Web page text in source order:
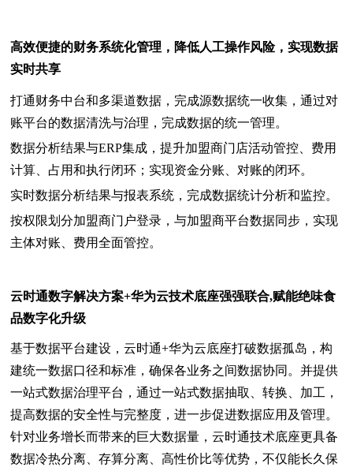
高效便捷的财务系统化管理，降低人工操作风险，实现数据
实时共享
打通财务中台和多渠道数据，完成源数据统一收集，通过对
账平台的数据清洗与治理，完成数据的统一管理。
数据分析结果与ERP集成，提升加盟商门店活动管控、费用
计算、占用和执行闭环；实现资金分账、对账的闭环。
实时数据分析结果与报表系统，完成数据统计分析和监控。
按权限划分加盟商门户登录，与加盟商平台数据同步，实现
主体对账、费用全面管控。
云时通数字解决方案+华为云技术底座强强联合,赋能绝味食
品数字化升级
基于数据平台建设，云时通+华为云底座打破数据孤岛，构
建统一数据口径和标准，确保各业务之间数据协同。并提供
一站式数据治理平台，通过一站式数据抽取、转换、加工，
提高数据的安全性与完整度，进一步促进数据应用及管理。
针对业务增长而带来的巨大数据量，云时通技术底座更具备
数据冷热分离、存算分离、高性价比等优势，不仅能长久保